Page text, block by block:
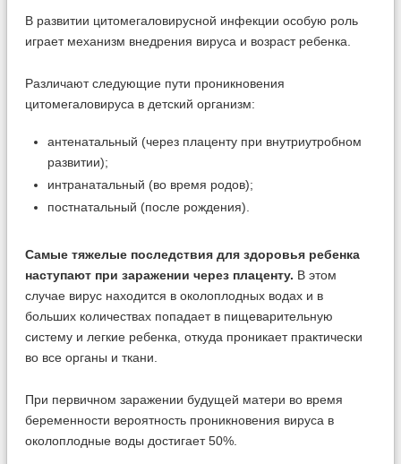
В развитии цитомегаловирусной инфекции особую роль
играет механизм внедрения вируса и возраст ребенка.
Различают следующие пути проникновения
цитомегаловируса в детский организм:
антенатальный (через плаценту при внутриутробном
развитии);
интранатальный (во время родов);
постнатальный (после рождения).
Самые тяжелые последствия для здоровья ребенка
наступают при заражении через плаценту. В этом
случае вирус находится в околоплодных водах и в
больших количествах попадает в пищеварительную
систему и легкие ребенка, откуда проникает практически
во все органы и ткани.
При первичном заражении будущей матери во время
беременности вероятность проникновения вируса в
околоплодные воды достигает 50%.